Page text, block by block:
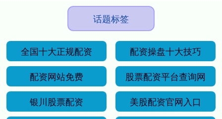
话题标签
全国十大正规配资
配资操盘十大技巧
配资网站免费
股票配资平台查询网
银川股票配资
美股配资官网入口